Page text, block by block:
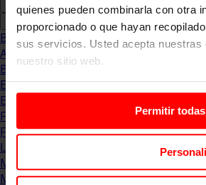
quienes pueden combinarla con otra
proporcionado o que hayan
sus servicios. Usted acepta
nuestro sitio web.
Permitir
Blog
Abogacia
Business
Empleo & Emprendimiento
Empresas
Finanzas
Formación & Estudios
Luxury
Management
Marketing & Comunicación